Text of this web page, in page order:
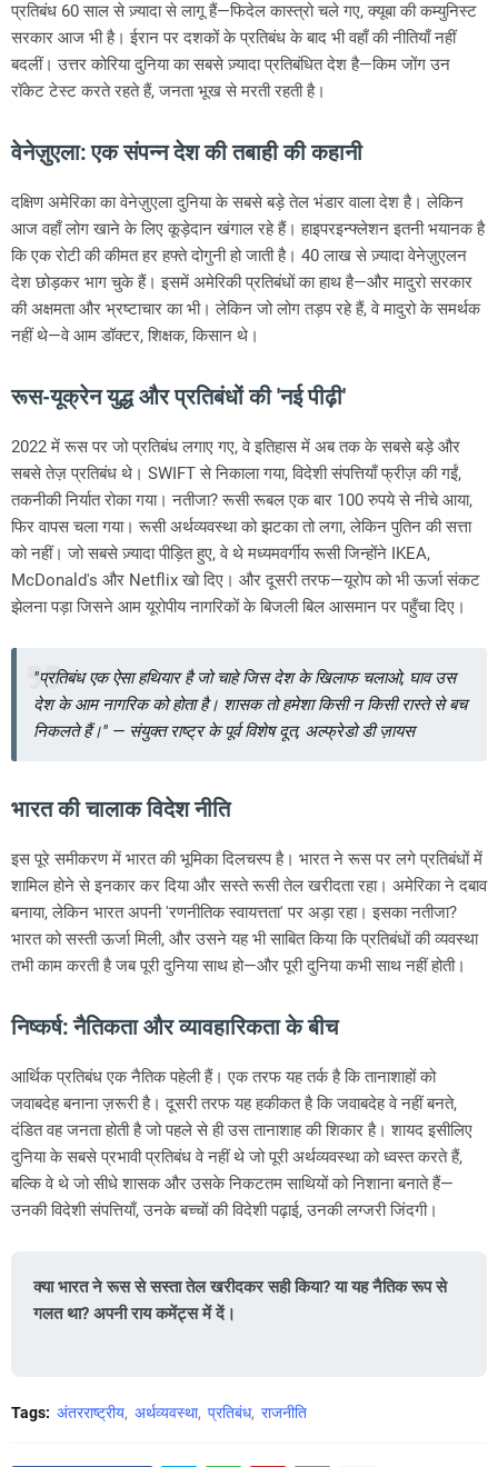
प्रतिबंध 60 साल से ज़्यादा से लागू हैं—फिदेल कास्त्रो चले गए, क्यूबा की कम्युनिस्ट
सरकार आज भी है। ईरान पर दशकों के प्रतिबंध के बाद भी वहाँ की नीतियाँ नहीं
बदलीं। उत्तर कोरिया दुनिया का सबसे ज़्यादा प्रतिबंधित देश है—किम जोंग उन
रॉकेट टेस्ट करते रहते हैं, जनता भूख से मरती रहती है।
वेनेज़ुएला: एक संपन्न देश की तबाही की कहानी
दक्षिण अमेरिका का वेनेज़ुएला दुनिया के सबसे बड़े तेल भंडार वाला देश है। लेकिन
आज वहाँ लोग खाने के लिए कूड़ेदान खंगाल रहे हैं। हाइपरइन्फ्लेशन इतनी भयानक है
कि एक रोटी की कीमत हर हफ्ते दोगुनी हो जाती है। 40 लाख से ज़्यादा वेनेज़ुएलन
देश छोड़कर भाग चुके हैं। इसमें अमेरिकी प्रतिबंधों का हाथ है—और मादुरो सरकार
की अक्षमता और भ्रष्टाचार का भी। लेकिन जो लोग तड़प रहे हैं, वे मादुरो के समर्थक
नहीं थे—वे आम डॉक्टर, शिक्षक, किसान थे।
रूस-यूक्रेन युद्ध और प्रतिबंधों की 'नई पीढ़ी'
2022 में रूस पर जो प्रतिबंध लगाए गए, वे इतिहास में अब तक के सबसे बड़े और
सबसे तेज़ प्रतिबंध थे। SWIFT से निकाला गया, विदेशी संपत्तियाँ फ्रीज़ की गईं,
तकनीकी निर्यात रोका गया। नतीजा? रूसी रूबल एक बार 100 रुपये से नीचे आया,
फिर वापस चला गया। रूसी अर्थव्यवस्था को झटका तो लगा, लेकिन पुतिन की सत्ता
को नहीं। जो सबसे ज़्यादा पीड़ित हुए, वे थे मध्यमवर्गीय रूसी जिन्होंने IKEA,
McDonald's और Netflix खो दिए। और दूसरी तरफ—यूरोप को भी ऊर्जा संकट
झेलना पड़ा जिसने आम यूरोपीय नागरिकों के बिजली बिल आसमान पर पहुँचा दिए।
"प्रतिबंध एक ऐसा हथियार है जो चाहे जिस देश के खिलाफ चलाओ, घाव उस
देश के आम नागरिक को होता है। शासक तो हमेशा किसी न किसी रास्ते से बच
निकलते हैं।" — संयुक्त राष्ट्र के पूर्व विशेष दूत, अल्फ्रेडो डी ज़ायस
भारत की चालाक विदेश नीति
इस पूरे समीकरण में भारत की भूमिका दिलचस्प है। भारत ने रूस पर लगे प्रतिबंधों में
शामिल होने से इनकार कर दिया और सस्ते रूसी तेल खरीदता रहा। अमेरिका ने दबाव
बनाया, लेकिन भारत अपनी 'रणनीतिक स्वायत्तता' पर अड़ा रहा। इसका नतीजा?
भारत को सस्ती ऊर्जा मिली, और उसने यह भी साबित किया कि प्रतिबंधों की व्यवस्था
तभी काम करती है जब पूरी दुनिया साथ हो—और पूरी दुनिया कभी साथ नहीं होती।
निष्कर्ष: नैतिकता और व्यावहारिकता के बीच
आर्थिक प्रतिबंध एक नैतिक पहेली हैं। एक तरफ यह तर्क है कि तानाशाहों को
जवाबदेह बनाना ज़रूरी है। दूसरी तरफ यह हकीकत है कि जवाबदेह वे नहीं बनते,
दंडित वह जनता होती है जो पहले से ही उस तानाशाह की शिकार है। शायद इसीलिए
दुनिया के सबसे प्रभावी प्रतिबंध वे नहीं थे जो पूरी अर्थव्यवस्था को ध्वस्त करते हैं,
बल्कि वे थे जो सीधे शासक और उसके निकटतम साथियों को निशाना बनाते हैं—
उनकी विदेशी संपत्तियाँ, उनके बच्चों की विदेशी पढ़ाई, उनकी लग्जरी जिंदगी।
क्या भारत ने रूस से सस्ता तेल खरीदकर सही किया? या यह नैतिक रूप से
गलत था? अपनी राय कमेंट्स में दें।
Tags: अंतरराष्ट्रीय अर्थव्यवस्था प्रतिबंध राजनीति